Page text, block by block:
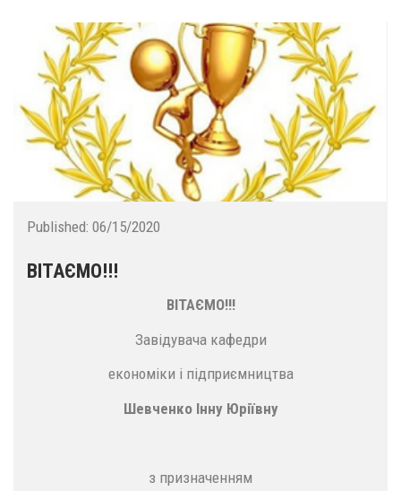
Published: 06/15/2020
ВІТАЄМО!!!
ВІТАЄМО!!!
Завідувача кафедри
економіки і підприємництва
Шевченко Інну Юріївну
з призначенням